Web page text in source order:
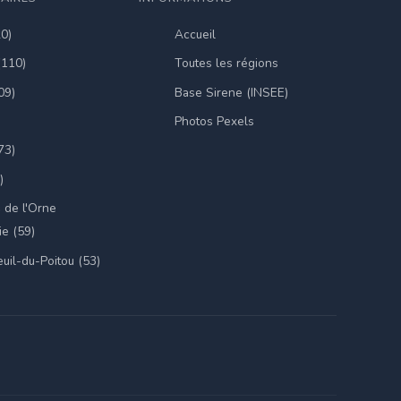
de l'Orne
(59)
du-Poitou (53)
Accueil
Toutes les régions
Base Sirene (INSEE)
Photos Pexels